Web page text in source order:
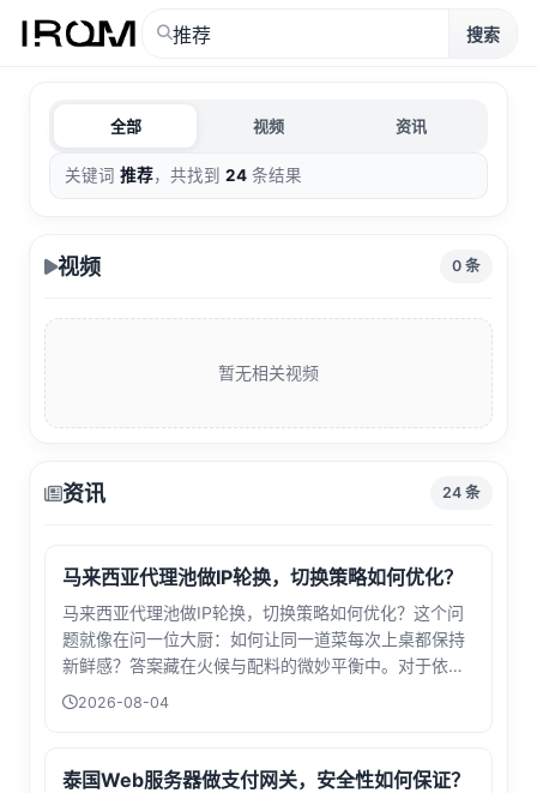
搜索
全部 视频 资讯
关键词 推荐，共找到 24 条结果
视频 0 条
暂无相关视频
资讯 24 条
马来西亚代理池做IP轮换，切换策略如何优化？
马来西亚代理池做IP轮换，切换策略如何优化？这个问
题就像在问一位大厨：如何让同一道菜每次上桌都保持
新鲜感？答案藏在火候与配料的微妙平衡中。对于依赖
网络数据抓取、广告验证或社交管理的从业者而言，代
2026-08-04
泰国Web服务器做支付网关，安全性如何保证？